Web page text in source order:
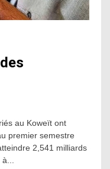
au Koweït ont
premier semestre
2,541 milliards